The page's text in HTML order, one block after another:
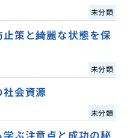
未分類
策と綺麗な状態を保
未分類
会資源
未分類